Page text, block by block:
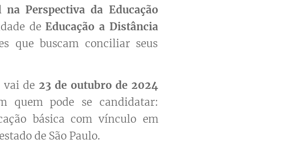
Perspectiva da Educação
deEducação a Distância
que buscam conciliar seus
vai de 23 de outubro de 2024
quem pode se candidatar:
básica com vínculo em
de São Paulo.